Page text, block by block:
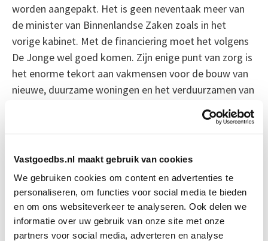
Vastgoedbs.nl maakt gebruik van cookies
We gebruiken cookies om content en advertenties te
personaliseren, om functies voor social media te bieden
en om ons websiteverkeer te analyseren. Ook delen we
informatie over uw gebruik van onze site met onze
partners voor social media, adverteren en analyse
worden aangepakt. Het is geen neventaak meer van
de minister van Binnenlandse Zaken zoals in het
vorige kabinet. Met de financiering moet het volgens
De Jonge wel goed komen. Zijn enige punt van zorg is
het enorme tekort aan vakmensen voor de bouw van
nieuwe, duurzame woningen en het verduurzamen van
Bron: NRC
Boeiend verhaal? Duik dan eens
in deze opleidingen:
Circulair Bouwen Start do 24 sep